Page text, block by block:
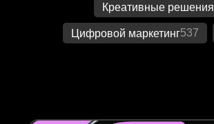
Креативные решения
Цифровой маркетинг537